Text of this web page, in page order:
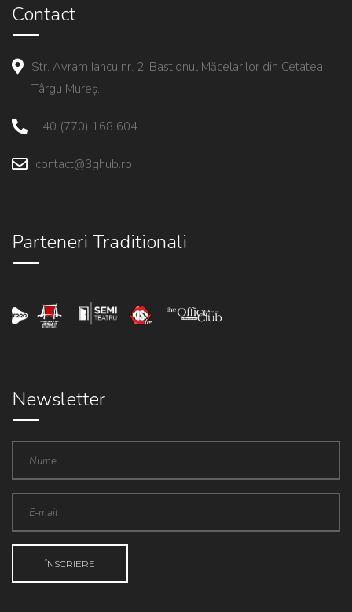
Contact
Str. Avram Iancu nr. 2, Bastionul Măcelarilor din Cetatea
Târgu Mureș.
+40 (770) 168 604
contact@3ghub.ro
Parteneri Traditionali
Newsletter